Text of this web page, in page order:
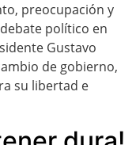
preocupación y
político en
Gustavo
de gobierno,
su libertad e